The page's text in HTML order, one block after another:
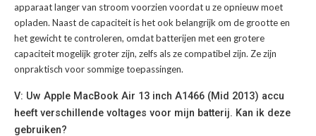
apparaat langer van stroom voorzien voordat u ze opnieuw moet
opladen. Naast de capaciteit is het ook belangrijk om de grootte en
het gewicht te controleren, omdat batterijen met een grotere
capaciteit mogelijk groter zijn, zelfs als ze compatibel zijn. Ze zijn
onpraktisch voor sommige toepassingen.
V: Uw Apple MacBook Air 13 inch A1466 (Mid 2013) accu
heeft verschillende voltages voor mijn batterij. Kan ik deze
gebruiken?